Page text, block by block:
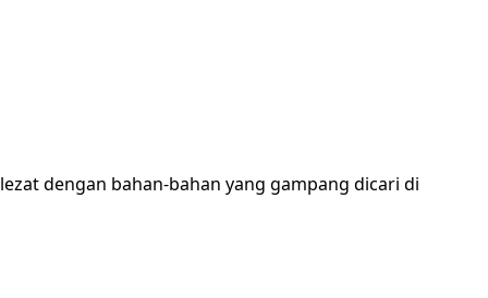
dengan bahan-bahan yang gampang dicari di